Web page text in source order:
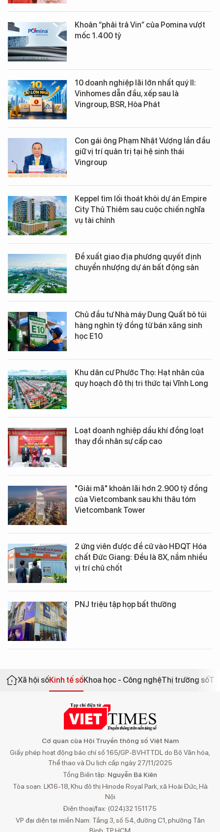
Khoản “phải trả Vin” của Pomina vượt
mốc 1.400 tỷ
10 doanh nghiệp lãi lớn nhất quý II:
Vinhomes dẫn đầu, xếp sau là
Vingroup, BSR, Hòa Phát
Con gái ông Phạm Nhật Vượng lần đầu
giữ vị trí quản trị tại hệ sinh thái
Vingroup
Keppel tìm lối thoát khỏi dự án Empire
City Thủ Thiêm sau cuộc chiến nghĩa
vụ tài chính
Đề xuất giao địa phương quyết định
chuyển nhượng dự án bất động sản
Chủ đầu tư Nhà máy Dung Quất bỏ túi
hàng nghìn tỷ đồng từ bán xăng sinh
học E10
Khu dân cư Phước Thọ: Hạt nhân của
quy hoạch đô thị tri thức tại Vĩnh Long
Loạt doanh nghiệp dầu khí đồng loạt
thay đổi nhân sự cấp cao
"Giải mã" khoản lãi hơn 2.900 tỷ đồng
của Vietcombank sau khi thâu tóm
Vietcombank Tower
2 ứng viên được đề cử vào HĐQT Hóa
chất Đức Giang: Đều là 8X, nắm nhiều
vị trí chủ chốt
PNJ triệu tập họp bất thường
Xã hội sốKinh tế sốKhoa học - Công nghệThị trường số
Cơ quan của Hội Truyền thông số Việt Nam
Giấy phép hoạt động báo chí số 165/GP-BVHTTDL do Bộ Văn hóa,
Thể thao và Du lịch cấp ngày 27/11/2025
Tổng Biên tập: Nguyễn Bá Kiên
Tòa soạn: LK16-18, Khu đô thị Hinode Royal Park, xã Hoài Đức, Hà
Nội
Điện thoại/fax: (024)32 151175
VP đại diện tại miền Nam: Tầng 3, số 54, đường C1, phường Tân